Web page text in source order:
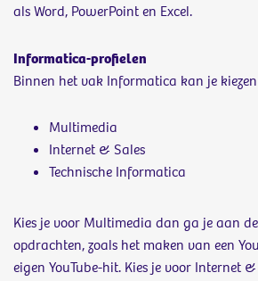
als Word, PowerPoint en Excel.
Informatica-profielen
Binnen het vak Informatica kan je
Multimedia
Internet & Sales
Technische Informatica
Kies je voor Multimedia dan ga je aan
opdrachten, zoals het maken van een
eigen YouTube-hit. Kies je voor Internet